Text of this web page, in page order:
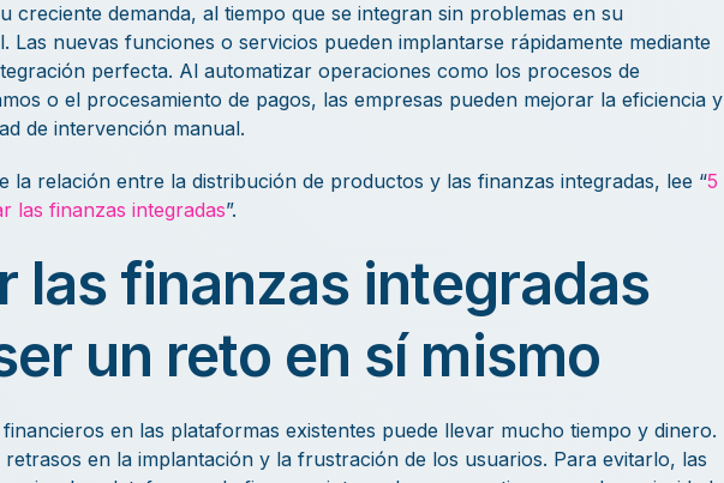
creciente demanda, al tiempo que se integran sin problemas en su
Las nuevas funciones o servicios pueden implantarse rápidamente mediante
perfecta. Al automatizar operaciones como los procesos de
o el procesamiento de pagos, las empresas pueden mejorar la eficiencia y
de intervención manual.
la relación entre la distribución de productos y las finanzas integradas, lee “5
las finanzas integradas”.
las finanzas integradas
un reto en sí mismo
en las plataformas existentes puede llevar mucho tiempo y dinero.
en la implantación y la frustración de los usuarios. Para evitarlo, las